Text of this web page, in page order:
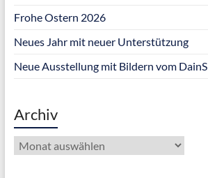
Frohe Ostern 2026
Neues Jahr mit neuer Unterstützung
Neue Ausstellung mit Bildern vom DainS
Archiv
Archiv